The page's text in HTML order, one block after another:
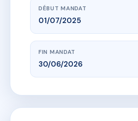
DÉBUT MANDAT
01/07/2025
FIN MANDAT
30/06/2026